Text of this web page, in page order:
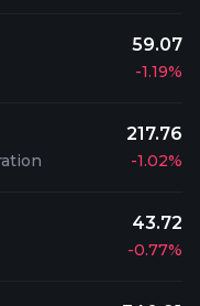
59.07
-1.19%
217.76
-1.02%
43.72
-0.77%